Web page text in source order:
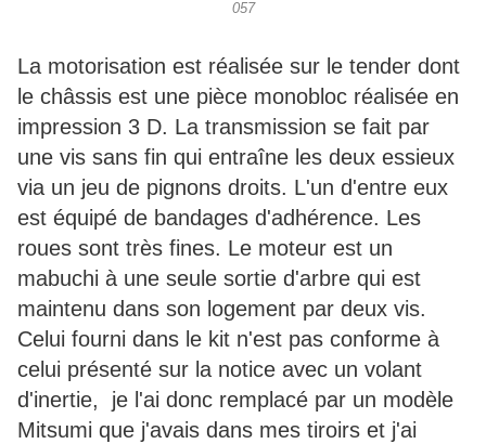
057
La motorisation est réalisée sur le tender dont
le châssis est une pièce monobloc réalisée en
impression 3 D. La transmission se fait par
une vis sans fin qui entraîne les deux essieux
via un jeu de pignons droits. L'un d'entre eux
est équipé de bandages d'adhérence. Les
roues sont très fines. Le moteur est un
mabuchi à une seule sortie d'arbre qui est
maintenu dans son logement par deux vis.
Celui fourni dans le kit n'est pas conforme à
celui présenté sur la notice avec un volant
d'inertie, je l'ai donc remplacé par un modèle
Mitsumi que j'avais dans mes tiroirs et j'ai